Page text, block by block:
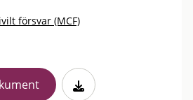
försvar (MCF)